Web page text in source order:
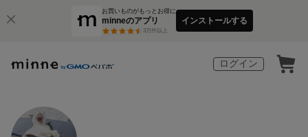
お買いものがもっとお得に
minneのアプリ
3万件以上
インストールする
ログイン